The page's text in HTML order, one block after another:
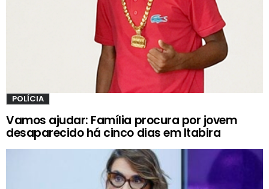
POLÍCIA
Vamos ajudar: Família procura por jovem
desaparecido há cinco dias em Itabira